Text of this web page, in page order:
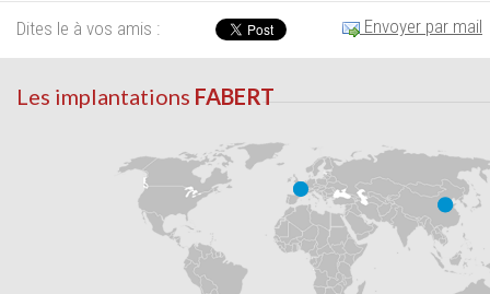
Dites le à vos amis : Envoyer par mail
Les implantations FABERT